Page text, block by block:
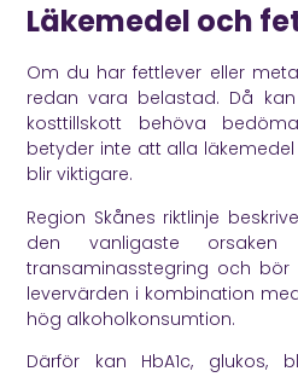
Läkemedel och
Om du har fettlever eller
redan vara belastad. Då
kosttillskott behöva
betyder inte att alla
blir viktigare.
Region Skånes riktlinje
den vanligaste
transaminasstegring och
levervärden i kombination
hög alkoholkonsumtion.
Därför kan HbA1c, glukos,